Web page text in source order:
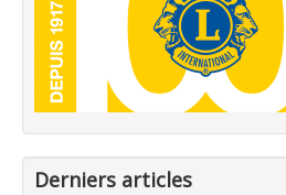
Derniers articles